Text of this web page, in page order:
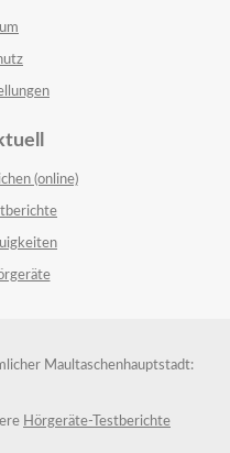
(online)
Maultaschenhauptstadt:
Hörgeräte-Testberichte